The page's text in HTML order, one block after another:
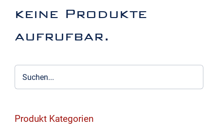
keine Produkte
aufrufbar.
Produkt Kategorien